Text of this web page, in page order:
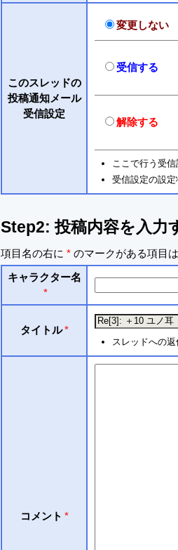
このスレッドの
投稿通知メール
受信設定
変更しない
受信する
解除する
ここで行う受
受信設定の設
Step2: 投稿内容を入力
項目名の右に * のマークがある項目
キャラクター名
*
タイトル *
スレッドへの
コメント *